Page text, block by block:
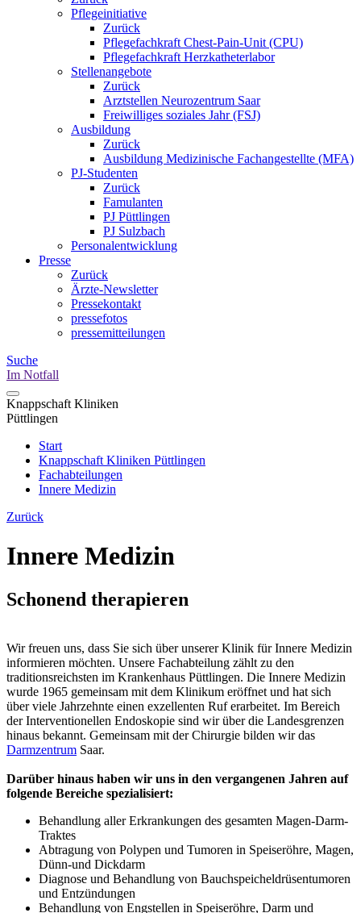
Pflegeinitiative
Zurück
Pflegefachkraft Chest-Pain-Unit (CPU)
Pflegefachkraft Herzkatheterlabor
Stellenangebote
Zurück
Arztstellen Neurozentrum Saar
Freiwilliges soziales Jahr (FSJ)
Ausbildung
Zurück
Ausbildung Medizinische Fachangestellte (MFA)
PJ-Studenten
Zurück
Famulanten
PJ Püttlingen
PJ Sulzbach
Personalentwicklung
Presse
Zurück
Ärzte-Newsletter
Pressekontakt
pressefotos
pressemitteilungen
Suche
Im Notfall
Knappschaft Kliniken
Püttlingen
Start
Knappschaft Kliniken Püttlingen
Fachabteilungen
Innere Medizin
Zurück
Innere Medizin
Schonend therapieren
Wir freuen uns, dass Sie sich über unserer Klinik für Innere Medizin
informieren möchten. Unsere Fachabteilung zählt zu den
traditionsreichsten im Krankenhaus Püttlingen. Die Innere Medizin
wurde 1965 gemeinsam mit dem Klinikum eröffnet und hat sich
über viele Jahrzehnte einen exzellenten Ruf erarbeitet. Im Bereich
der Interventionellen Endoskopie sind wir über die Landesgrenzen
hinaus bekannt. Gemeinsam mit der Chirurgie bilden wir das
Darmzentrum Saar.
Darüber hinaus haben wir uns in den vergangenen Jahren auf
folgende Bereiche spezialisiert:
Behandlung aller Erkrankungen des gesamten Magen-Darm-
Traktes
Abtragung von Polypen und Tumoren in Speiseröhre, Magen,
Dünn-und Dickdarm
Diagnose und Behandlung von Bauchspeicheldrüsentumoren
und Entzündungen
Behandlung von Engstellen in Speiseröhre, Darm und